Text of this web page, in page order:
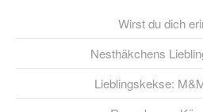
Wirst du dich
Nesthäkchens
Lieblingskekse: